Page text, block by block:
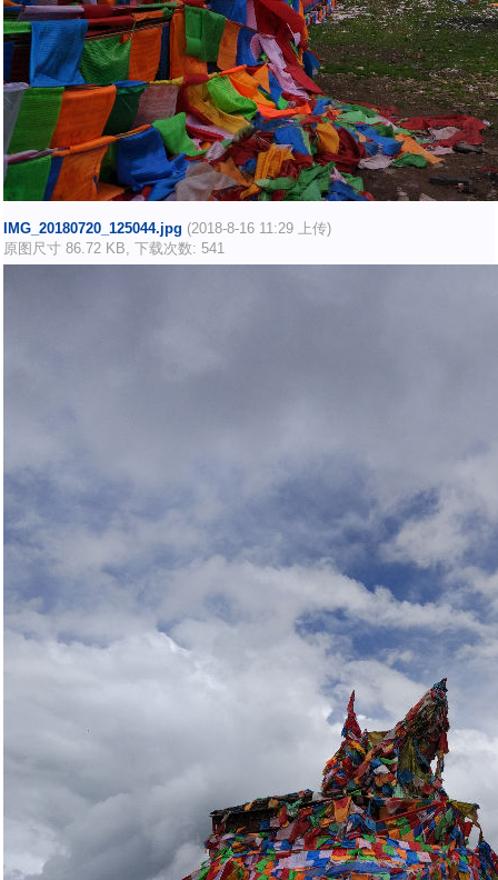
IMG_20180720_125044.jpg (2018-8-16 11:29 上传)
原图尺寸 86.72 KB, 下载次数: 541